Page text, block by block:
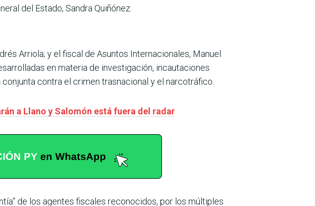
del Estado, Sandra Quiñónez.
Arriola; y el fiscal de Asuntos Internacionales, Manuel
en materia de investigación, incautaciones
contra el crimen trasnacional y el narcotráfico.
a Llano y Salomón está fuera del radar
de los agentes fiscales reconocidos, por los múltiples